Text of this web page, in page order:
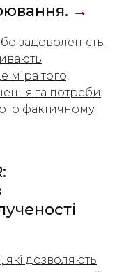
→
задоволеність
міра того,
та потреби
фактичному
дозволяють